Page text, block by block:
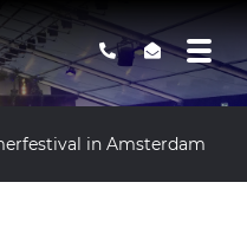
in Amsterdam